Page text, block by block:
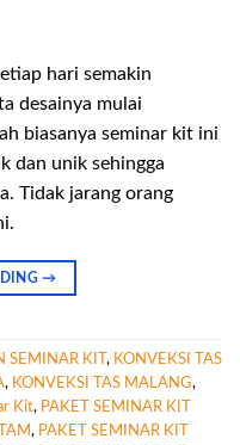
hari semakin
desainya mulai
biasanya seminar kit ini
dan unik sehingga
Tidak jarang orang
→
SEMINAR KIT , KONVEKSI TAS
, KONVEKSI TAS MALANG,
Kit, PAKET SEMINAR KIT
, PAKET SEMINAR KIT